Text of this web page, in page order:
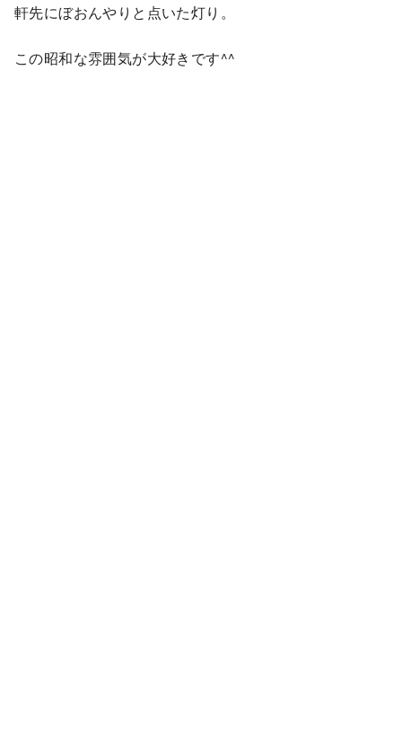
軒先にぼおんやりと点いた灯り。
この昭和な雰囲気が大好きです^^